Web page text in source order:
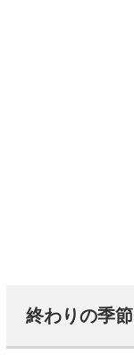
終わりの季節